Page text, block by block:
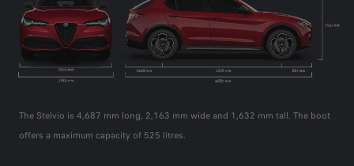
The Stelvio is 4,687 mm long, 2,163 mm wide and 1,632 mm tall. The boot
offers a maximum capacity of 525 litres.
The Stelvio is 4,687 mm long, 2,163 mm wide and 1,632 mm tall. The boot
offers a maximum capacity of 525 litres.
The Stelvio is 4,687 mm long, 2,163 mm wide and 1,632 mm tall. The boot
offers a maximum capacity of 525 litres.